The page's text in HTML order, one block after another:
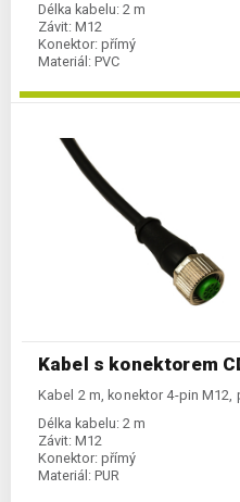
Délka kabelu: 2 m
Závit: M12
Konektor: přímý
Materiál: PVC
Kabel s konektorem
Kabel 2 m, konektor 4-pin M12,
Délka kabelu: 2 m
Závit: M12
Konektor: přímý
Materiál: PUR